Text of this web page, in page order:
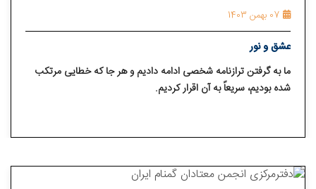
07 بهمن 1403
عشق و نور
ما به گرفتن ترازنامه شخصی ادامه دادیم و هر جا که خطایی مرتکب
شده بودیم، سریعاً به آن اقرار کردیم.